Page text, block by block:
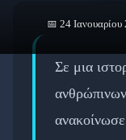
📅 24 Ιανουαρίου
Σε μια